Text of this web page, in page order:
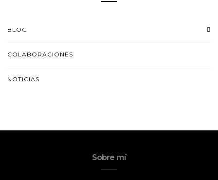
BLOG
COLABORACIONES
NOTICIAS
Sobre mí